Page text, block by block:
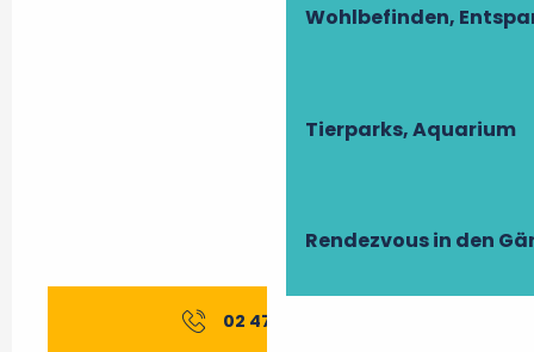
Wohlbefinden,
Tierparks, Aquarium
Rendezvous in den
02 47 52 54